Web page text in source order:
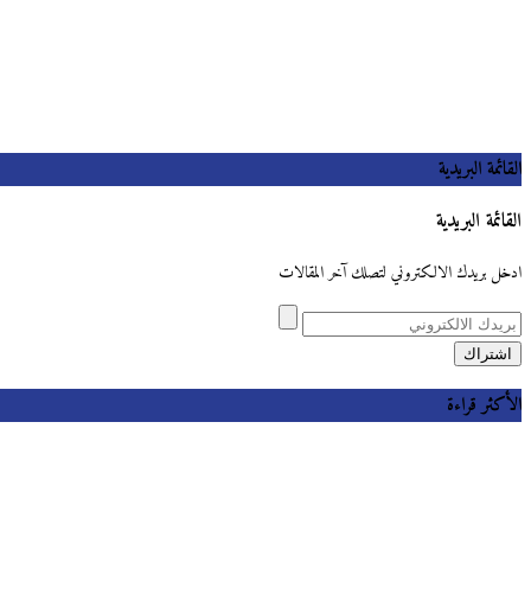
القائمة البريدية
القائمة البريدية
ادخل بريدك الالكتروني لتصلك آخر المقالات
الأكثر قراءة